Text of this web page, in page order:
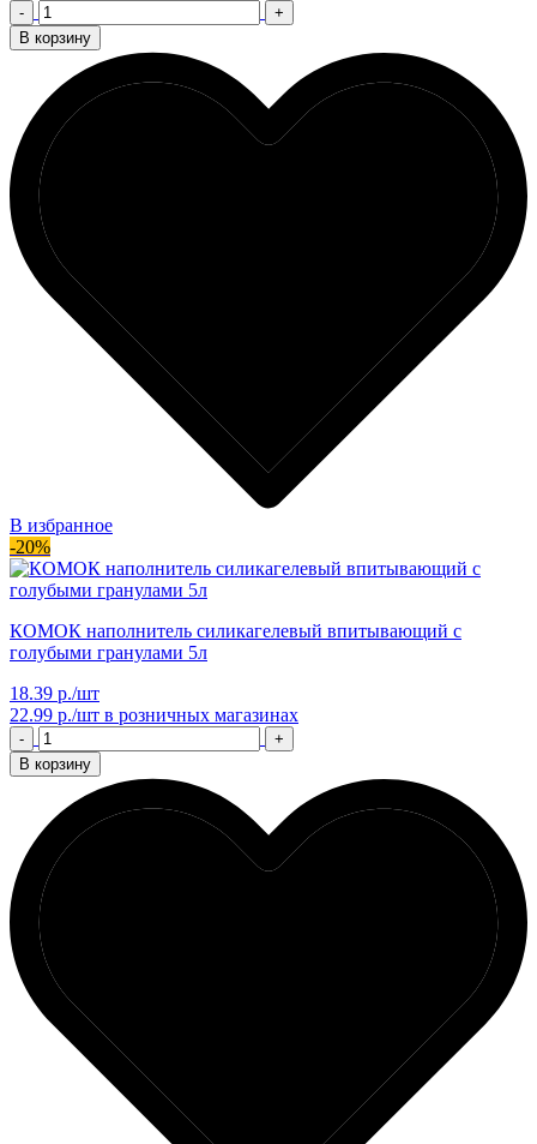
-
+
В корзину
В избранное
-20%
КОМОК наполнитель силикагелевый впитывающий с
голубыми гранулами 5л
18.39 р./шт
22.99 р./шт в розничных магазинах
-
+
В корзину